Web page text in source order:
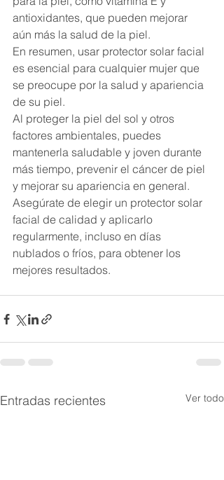
antioxidantes, que pueden mejorar
aún más la salud de la piel.
En resumen, usar protector solar facial
es esencial para cualquier mujer que
se preocupe por la salud y apariencia
de su piel.
Al proteger la piel del sol y otros
factores ambientales, puedes
mantenerla saludable y joven durante
más tiempo, prevenir el cáncer de piel
y mejorar su apariencia en general.
Asegúrate de elegir un protector solar
facial de calidad y aplicarlo
regularmente, incluso en días
nublados o fríos, para obtener los
mejores resultados.
Entradas recientes Ver todo